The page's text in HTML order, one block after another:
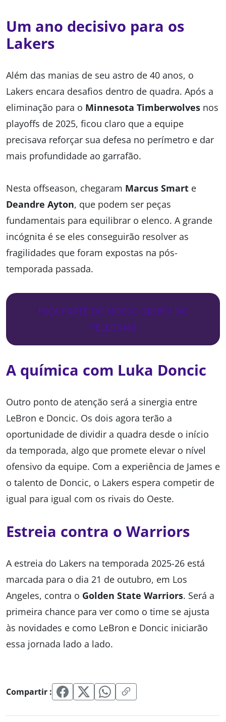
Um ano decisivo para os
Lakers
Além das manias de seu astro de 40 anos, o
Lakers encara desafios dentro de quadra. Após a
eliminação para o Minnesota Timberwolves nos
playoffs de 2025, ficou claro que a equipe
precisava reforçar sua defesa no perímetro e dar
mais profundidade ao garrafão.
Nesta offseason, chegaram Marcus Smart e
Deandre Ayton, que podem ser peças
fundamentais para equilibrar o elenco. A grande
incógnita é se eles conseguirão resolver as
fragilidades que foram expostas na pós-
temporada passada.
FAÇA PARTE DO NOSSO GRUPO NO
TELEGRAM
A química com Luka Doncic
Outro ponto de atenção será a sinergia entre
LeBron e Doncic. Os dois agora terão a
oportunidade de dividir a quadra desde o início
da temporada, algo que promete elevar o nível
ofensivo da equipe. Com a experiência de James e
o talento de Doncic, o Lakers espera competir de
igual para igual com os rivais do Oeste.
Estreia contra o Warriors
A estreia do Lakers na temporada 2025-26 está
marcada para o dia 21 de outubro, em Los
Angeles, contra o Golden State Warriors. Será a
primeira chance para ver como o time se ajusta
às novidades e como LeBron e Doncic iniciarão
essa jornada lado a lado.
Compartir :